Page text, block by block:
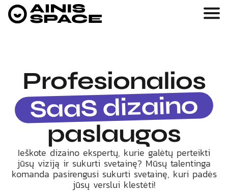
Profesionalios
SaaS dizaino
paslaugos
Ieškote dizaino ekspertų, kurie galėtų perteikti
jūsų viziją ir sukurti svetainę? Mūsų talentinga
komanda pasirengusi sukurti svetainę, kuri padės
jūsų verslui klestėti!